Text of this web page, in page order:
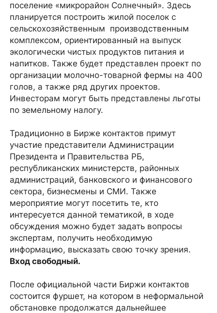
поселение «микрорайон Солнечный». Здесь
планируется построить жилой поселок с
сельскохозяйственным производственным
комплексом, ориентированный на выпуск
экологически чистых продуктов питания и
напитков. Также будет представлен проект по
организации молочно-товарной фермы на 400
голов, а также ряд других проектов.
Инвесторам могут быть представлены льготы
по земельному налогу.
Традиционно в Бирже контактов примут
участие представители Администрации
Президента и Правительства РБ,
республиканских министерств, районных
администраций, банковского и финансового
сектора, бизнесмены и СМИ. Также
мероприятие могут посетить те, кто
интересуется данной тематикой, в ходе
обсуждения можно будет задать вопросы
экспертам, получить необходимую
информацию, высказать свою точку зрения.
Вход свободный.
После официальной части Биржи контактов
состоится фуршет, на котором в неформальной
обстановке продолжатся дальнейшее